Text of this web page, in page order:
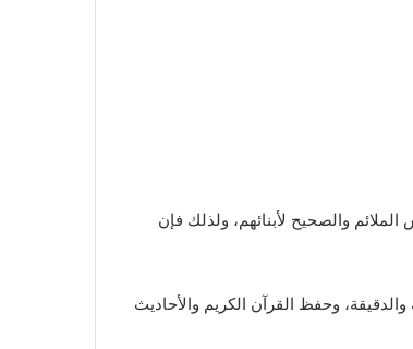
والصحيح لأبنائهم، ولذلك فإن
وحفظ القرآن الكريم والأحاديث